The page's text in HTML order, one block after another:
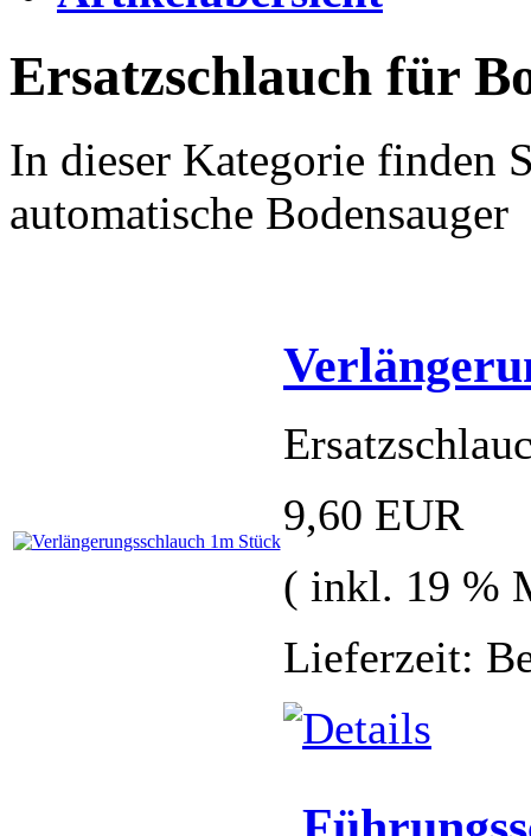
Ersatzschlauch für
In dieser Kategorie finden
automatische Bodensauger
9,60 EUR
( inkl. 19 %
Lieferzeit: